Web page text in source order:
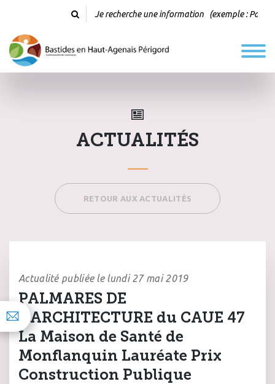
ACTUALITÉS
RETOUR AUX ACTUALITÉS
Actualité publiée le lundi 27 mai 2019
PALMARES DE
L’ARCHITECTURE du CAUE 47
La Maison de Santé de
Monflanquin Lauréate Prix
Construction Publique